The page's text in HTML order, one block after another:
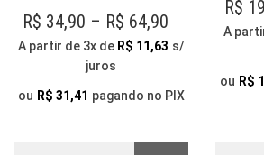
VARIANTES.
OPÇÕES
SER
R$ 34,90 – R$ 64,90
RANGE:
THROUGH
A partir de 3x de R$ 11,63 s/
juros
ou R$ 31,41 pagando no PIX
R$
A
ou R$